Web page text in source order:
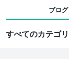
ブログ
すべてのカテゴリ